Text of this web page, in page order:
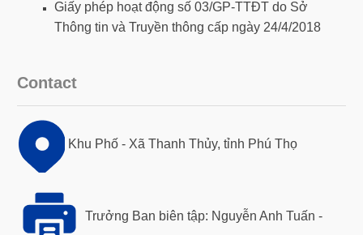
Giấy phép hoạt động số 03/GP-TTĐT do Sở
Thông tin và Truyền thông cấp ngày 24/4/2018
Contact
Khu Phố - Xã Thanh Thủy, tỉnh Phú Thọ
Trưởng Ban biên tập: Nguyễn Anh Tuấn -